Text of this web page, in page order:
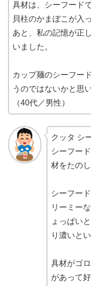
具材は、シーフード
貝柱のかまぼこが入
あと、私の記憶が正
いました。
カップ麺のシーフー
うのではないかと思
（40代／男性）
クッタ シ
シーフー
材をたの
シーフー
リーミー
ょっぱい
り濃いと
具材がゴ
があって